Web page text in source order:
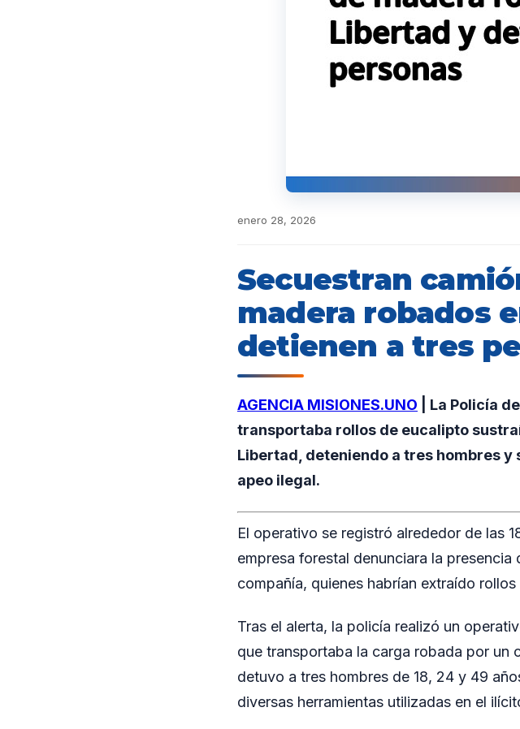
enero 28, 2026
Secuestran
madera robados
detienen a tres
AGENCIA MISIONES.UNO | La Policía
transportaba rollos de eucalipto
Libertad, deteniendo a tres hombres
apeo ilegal.
El operativo se registró alrededor de las
empresa forestal denunciara la
compañía, quienes habrían extraído
Tras el alerta, la policía realizó un
que transportaba la carga robada por un
detuvo a tres hombres de 18, 24 y 49
diversas herramientas utilizadas en el